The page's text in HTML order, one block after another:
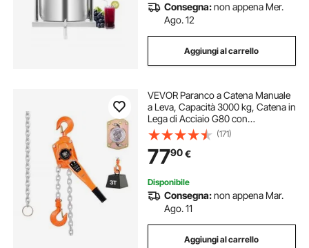
Consegna:non appena Mer.
Ago. 12
Aggiungi al carrello
VEVOR Paranco a Catena Manuale
a Leva, Capacità 3000 kg, Catena in
Lega di Acciaio G80 con
Sollevamento di 3 m e Freno
Meccanico a Doppio Nottolino,
Ganci Rotanti, per Magazzino
Garage
(171)
7790€
Disponibile
Consegna:non appena Mar.
Ago. 11
Aggiungi al carrello